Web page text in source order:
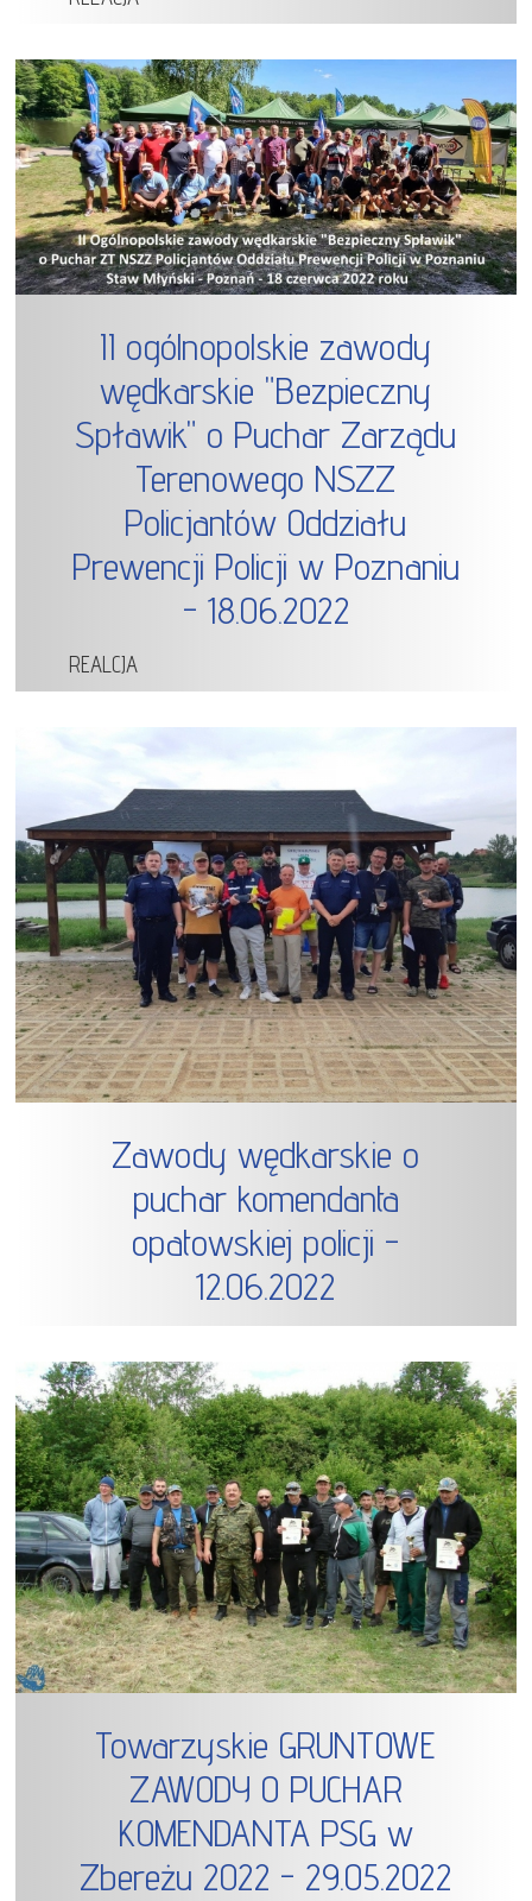
II ogólnopolskie zawody
wędkarskie "Bezpieczny
Spławik" o Puchar Zarządu
Terenowego NSZZ
Policjantów Oddziału
Prewencji Policji w Poznaniu
- 18.06.2022
REALCJA
Zawody wędkarskie o
puchar komendanta
opatowskiej policji -
12.06.2022
Towarzyskie GRUNTOWE
ZAWODY O PUCHAR
KOMENDANTA PSG w
Zbereżu 2022 - 29.05.2022